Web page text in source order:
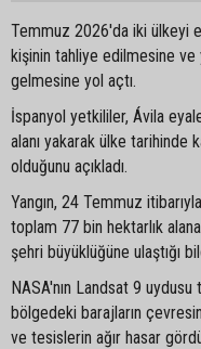
Temmuz 2026'da iki ülkeyi
kişinin tahliye edilmesine ve
gelmesine yol açtı.
İspanyol yetkililer, Ávila
alanı yakarak ülke tarihinde
olduğunu açıkladı.
Yangın, 24 Temmuz
toplam 77 bin hektarlık
şehri büyüklüğüne ulaştığı
NASA'nın Landsat 9
bölgedeki barajların
ve tesislerin ağır hasar